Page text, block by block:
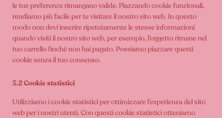
le tue preferenze rimangano valide. Piazzando cookie funzionali,
rendiamo più facile per te visitare il nostro sito web. In questo
modo non devi inserire ripetutamente le stesse informazioni
quando visiti il nostro sito web, per esempio, l’oggetto rimane nel
tuo carrello finché non hai pagato. Possiamo piazzare questi
cookie senza il tuo consenso.
5.2 Cookie statistici
Utilizziamo i cookie statistici per ottimizzare l’esperienza del sito
web per i nostri utenti. Con questi cookie statistici otteniamo